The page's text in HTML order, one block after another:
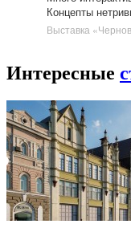
Концепты
Выставка
Интересные